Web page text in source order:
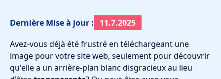
Dernière Mise à jour :
11.7.2025
Avez-vous déjà été frustré en téléchargeant une
image pour votre site web, seulement pour découvrir
qu'elle a un arrière-plan blanc disgracieux au lieu